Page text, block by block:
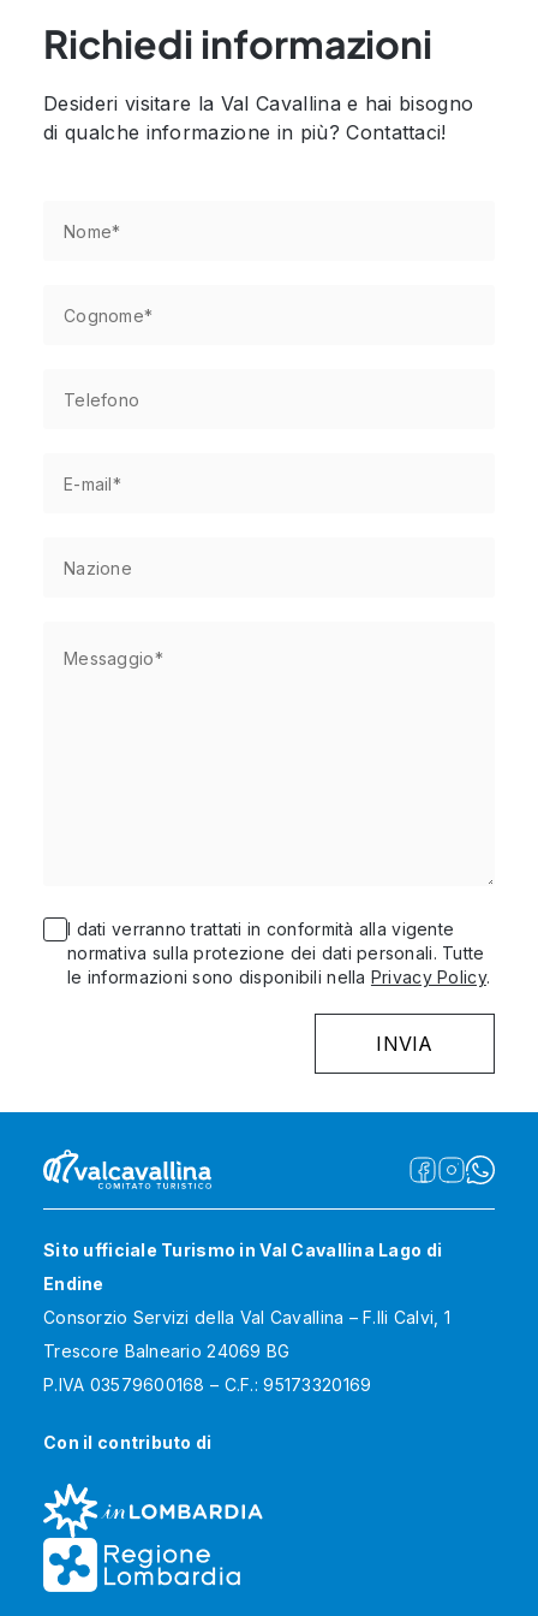
Richiedi informazioni
Desideri visitare la Val Cavallina e hai bisogno
di qualche informazione in più? Contattaci!
I dati verranno trattati in conformità alla vigente
normativa sulla protezione dei dati personali. Tutte
le informazioni sono disponibili nella Privacy Policy.
Sito ufficiale Turismo in Val Cavallina Lago di
Endine
Consorzio Servizi della Val Cavallina – F.lli Calvi, 1
Trescore Balneario 24069 BG
P.IVA 03579600168 – C.F.: 95173320169
Con il contributo di